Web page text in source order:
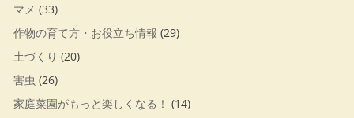
マメ (33)
作物の育て方・お役立ち情報 (29)
土づくり (20)
害虫 (26)
家庭菜園がもっと楽しくなる！ (14)